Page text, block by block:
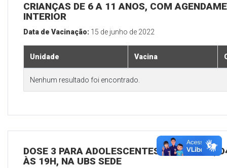
CRIANÇAS DE 6 A 11 ANOS, COM
INTERIOR
Data de Vacinação: 15 de junho de 2022
Unidade Vacina
Nenhum resultado foi encontrado.
DOSE 3 PARA ADOLESCENTES E ADULTOS,
ÀS 19H, NA UBS SEDE